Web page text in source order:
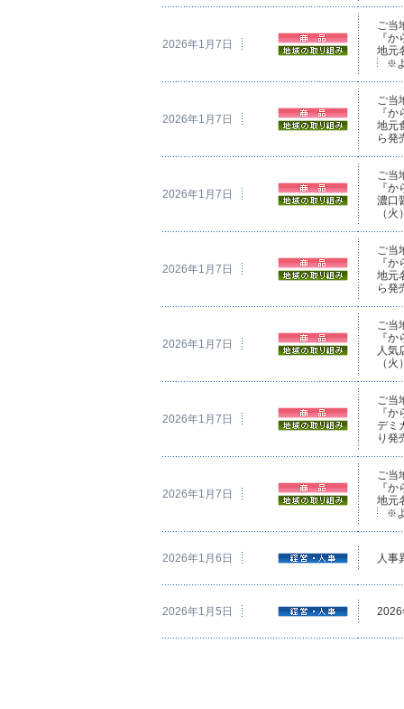
2026年1月7日
ご当
『
地元
※
2026年1月7日
ご当
『
地元
ら発
2026年1月7日
ご当
『
濃口
（
2026年1月7日
ご当
『
地元
ら発
2026年1月7日
ご当
『
人気
（
2026年1月7日
ご当
『
デミ
り発
2026年1月7日
ご当
『
地元
※
2026年1月6日 人事
2026年1月5日 2026